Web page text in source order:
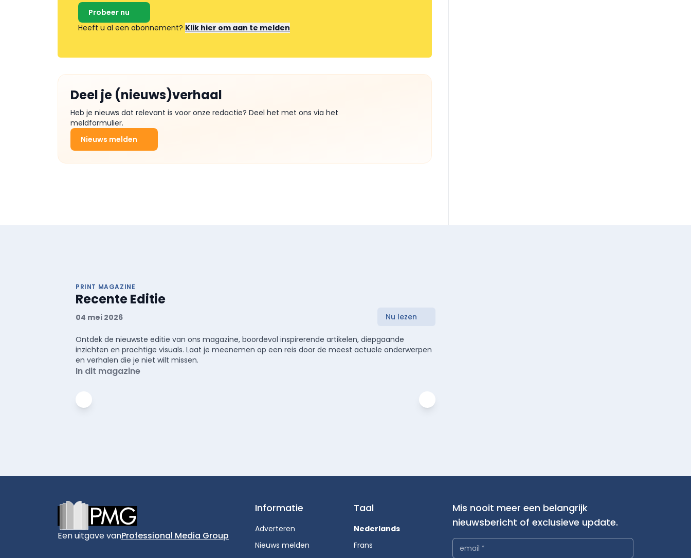
Probeer nu
Heeft u al een abonnement? Klik hier om aan te melden
Deel je (nieuws)verhaal
Heb je nieuws dat relevant is voor onze redactie? Deel het met ons via het
meldformulier.
Nieuws melden
PRINT MAGAZINE
Recente Editie
04 mei 2026 Nu lezen
Ontdek de nieuwste editie van ons magazine, boordevol inspirerende artikelen, diepgaande
inzichten en prachtige visuals. Laat je meenemen op een reis door de meest actuele onderwerpen
en verhalen die je niet wilt missen.
In dit magazine
Een uitgave vanProfessional Media Group
Informatie
Adverteren
Nieuws melden
Taal
Nederlands
Frans
Mis nooit meer een belangrijk
nieuwsbericht of exclusieve update.
email *